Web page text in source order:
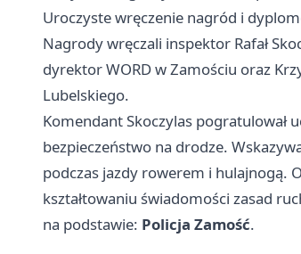
Uroczyste wręczenie nagród i
Nagrody wręczali inspektor Rafał
dyrektor WORD w Zamościu oraz
Lubelskiego.
Komendant Skoczylas pogratulował
bezpieczeństwo na drodze.
podczas jazdy rowerem i hulajnogą.
kształtowaniu świadomości zasad
na podstawie: Policja Zamość.